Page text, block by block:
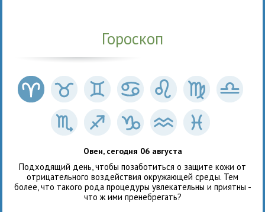
Гороскоп
Овен, сегодня 06 августа
Подходящий день, чтобы позаботиться о защите кожи от
отрицательного воздействия окружающей среды. Тем
более, что такого рода процедуры увлекательны и приятны -
что ж ими пренебрегать?